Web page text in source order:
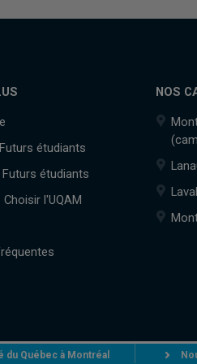
étudiants
étudiants
l'UQAM
NOS
Laval
du Québec à Montréal